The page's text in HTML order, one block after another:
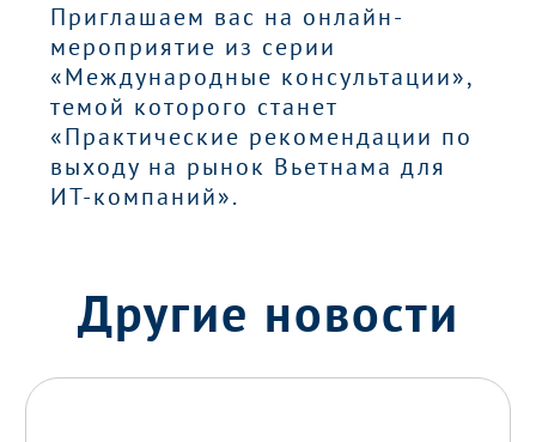
Приглашаем вас на онлайн-
мероприятие из серии
«Международные консультации»,
темой которого станет
«Практические рекомендации по
выходу на рынок Вьетнама для
ИТ-компаний».
Другие новости